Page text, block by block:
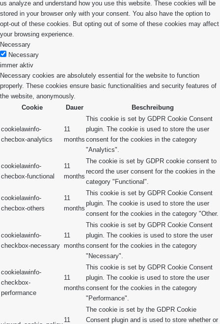
us analyze and understand how you use this website. These cookies will be
stored in your browser only with your consent. You also have the option to
opt-out of these cookies. But opting out of some of these cookies may affect
your browsing experience.
Necessary
Necessary
immer aktiv
Necessary cookies are absolutely essential for the website to function
properly. These cookies ensure basic functionalities and security features of
the website, anonymously.
Cookie
Dauer Beschreibung
cookielawinfo-
checbox-analytics
11
months
This cookie is set by GDPR Cookie Consent
plugin. The cookie is used to store the user
consent for the cookies in the category
"Analytics".
cookielawinfo-
checbox-functional
11
months
The cookie is set by GDPR cookie consent to
record the user consent for the cookies in the
category "Functional".
cookielawinfo-
checbox-others
11
months
This cookie is set by GDPR Cookie Consent
plugin. The cookie is used to store the user
consent for the cookies in the category "Other.
cookielawinfo-
checkbox-necessary
11
months
This cookie is set by GDPR Cookie Consent
plugin. The cookies is used to store the user
consent for the cookies in the category
"Necessary".
cookielawinfo-
checkbox-
performance
11
months
This cookie is set by GDPR Cookie Consent
plugin. The cookie is used to store the user
consent for the cookies in the category
"Performance".
11
The cookie is set by the GDPR Cookie
Consent plugin and is used to store whether or